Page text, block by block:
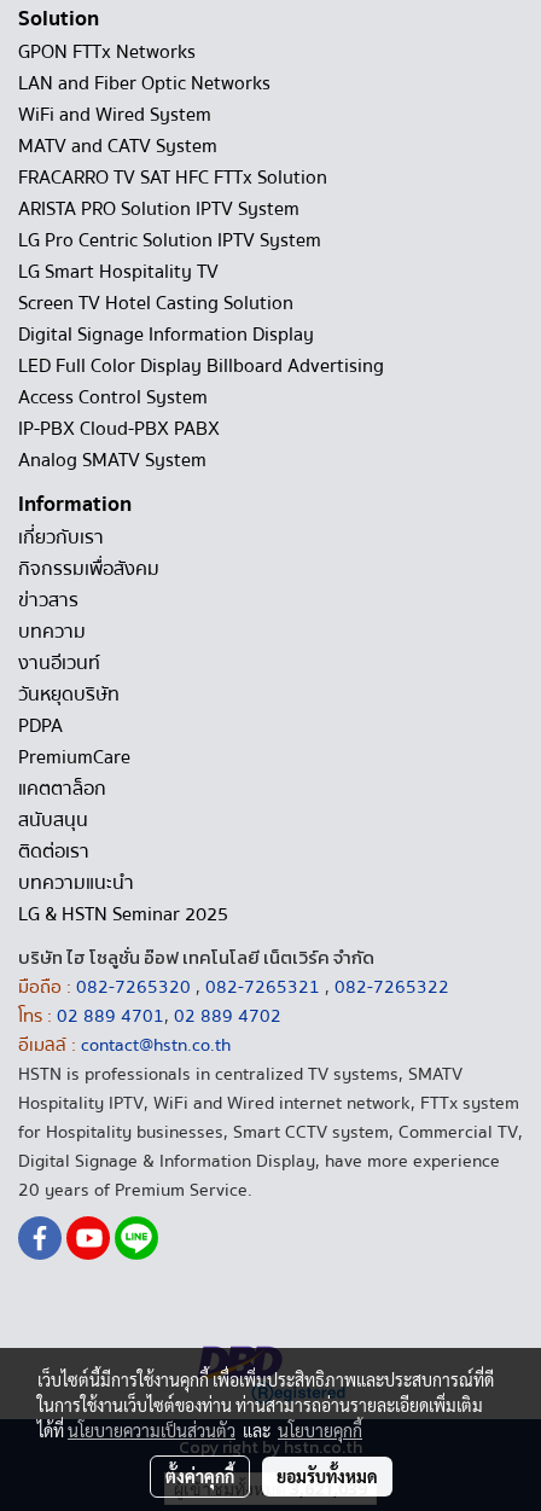
Solution
GPON FTTx Networks
LAN and Fiber Optic Networks
WiFi and Wired System
MATV and CATV System
FRACARRO TV SAT HFC FTTx Solution
ARISTA PRO Solution IPTV System
LG Pro Centric Solution IPTV System
LG Smart Hospitality TV
Screen TV Hotel Casting Solution
Digital Signage Information Display
LED Full Color Display Billboard Advertising
Access Control System
IP-PBX Cloud-PBX PABX
Analog SMATV System
Information
เกี่ยวกับเรา
กิจกรรมเพื่อสังคม
ข่าวสาร
บทความ
งานอีเวนท์
วันหยุดบริษัท
PDPA
PremiumCare
แคตตาล็อก
สนับสนุน
ติดต่อเรา
บทความแนะนำ
LG & HSTN Seminar 2025
บริษัท ไฮ โซลูชั่น อ๊อฟ เทคโนโลยี เน็ตเวิร์ค จำกัด
มือถือ : 082-7265320 , 082-7265321 , 082-7265322
โทร : 02 889 4701, 02 889 4702
อีเมลล์ : contact@hstn.co.th
HSTN is professionals in centralized TV systems, SMATV
Hospitality IPTV, WiFi and Wired internet network, FTTx system
for Hospitality businesses, Smart CCTV system, Commercial TV,
Digital Signage & Information Display, have more experience
20 years of Premium Service.
Copy right by hstn.co.th
ผู้เข้าชมวันนี้ 1,691
เว็บไซต์นี้มีการใช้งานคุกกี้ เพื่อเพิ่มประสิทธิภาพและประสบการณ์ที่ดี
ในการใช้งานเว็บไซต์ของท่าน ท่านสามารถอ่านรายละเอียดเพิ่มเติม
ได้ที่นโยบายความเป็นส่วนตัว และ นโยบายคุกกี้
ตั้งค่าคุกกี้ ยอมรับทั้งหมด